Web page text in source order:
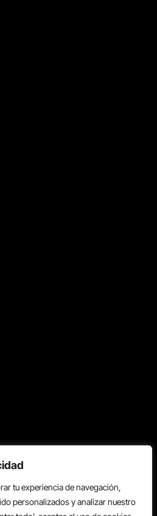
tu experiencia de navegación,
personalizados y analizar nuestro
Todos los derechos reservados.